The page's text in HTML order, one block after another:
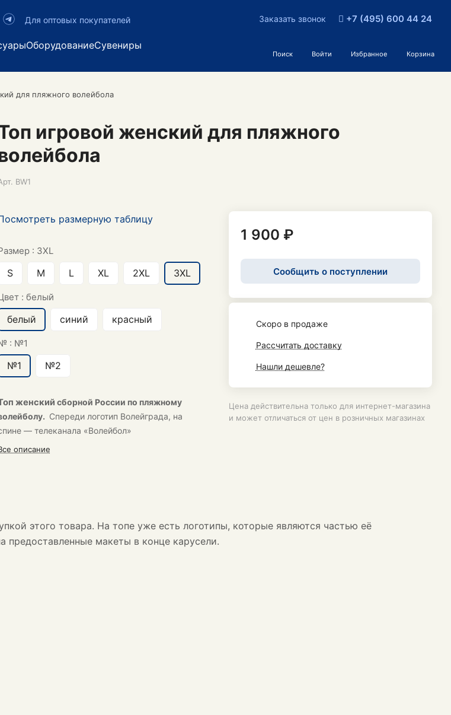
Для оптовых покупателей
ОборудованиеСувениры
Заказать звонок +7 (495) 600 44 24
Поиск Войти Избранное Корзина
для пляжного волейбола
игровой женский для пляжного
BW1
размерную таблицу
: 3XL
S M L XL 2XL 3XL
: белый
белый синий красный
: №1
№1 №2
женский сборной России по пляжному
Спереди логотип Волейграда, на
— телеканала «Волейбол»
описание
1 900 ₽
Сообщить о поступлении
Cкоро в продаже
Рассчитать доставку
Нашли дешевле?
Цена действительна только для интернет-магазина
и может отличаться от цен в розничных магазинах
этого товара. На топе уже есть логотипы, которые являются частью её
предоставленные макеты в конце карусели.